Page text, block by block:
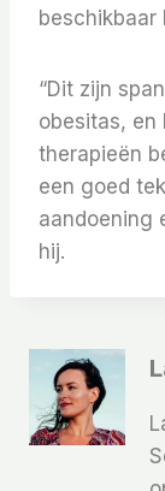
beschikbaar
“Dit zijn
obesitas,
therapieën
een goed
aandoening
hij.